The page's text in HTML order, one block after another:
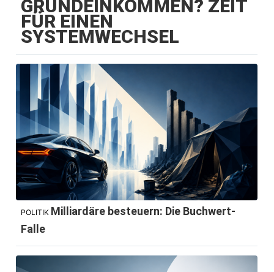
GRUNDEINKOMMEN? ZEIT
FÜR EINEN
SYSTEMWECHSEL
POLITIK Milliardäre besteuern: Die Buchwert-
Falle